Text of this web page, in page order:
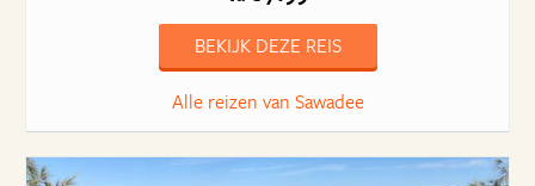
BEKIJK DEZE REIS
Alle reizen van Sawadee